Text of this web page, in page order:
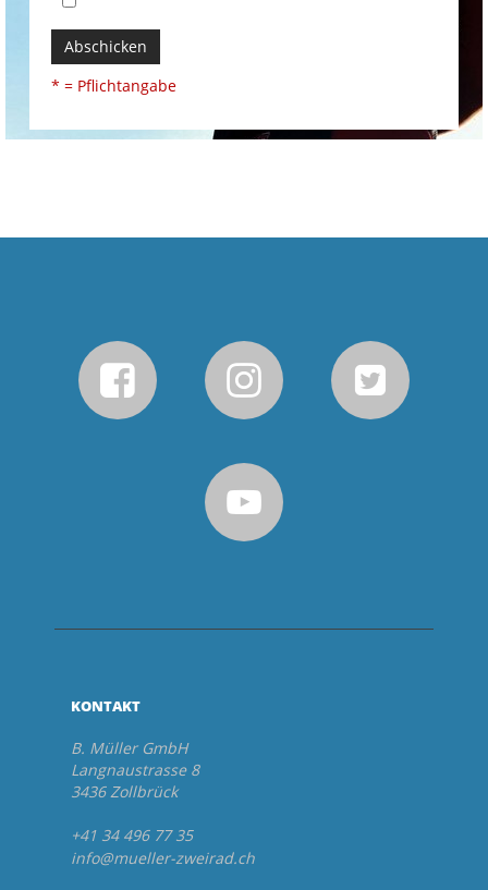
Abschicken
* = Pflichtangabe
KONTAKT
B. Müller GmbH
Langnaustrasse 8
3436 Zollbrück
+41 34 496 77 35
info@mueller-zweirad.ch